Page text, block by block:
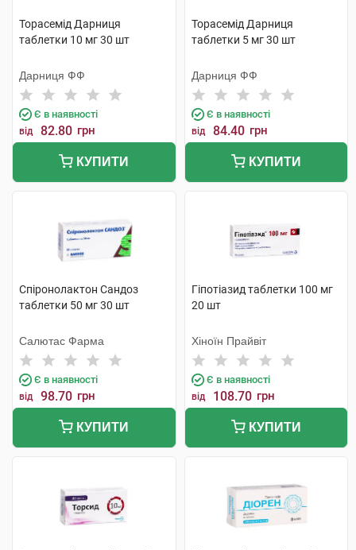
Торасемід Дарниця
таблетки 10 мг 30 шт
Дарниця ФФ
Є в наявності
від 82.80 грн
КУПИТИ
Торасемід Дарниця
таблетки 5 мг 30 шт
Дарниця ФФ
Є в наявності
від 84.40 грн
КУПИТИ
Спіронолактон Сандоз
таблетки 50 мг 30 шт
Салютас Фарма
Є в наявності
від 98.70 грн
КУПИТИ
Гіпотіазид таблетки 100 мг
20 шт
Хіноїн Прайвіт
Є в наявності
від 108.70 грн
КУПИТИ